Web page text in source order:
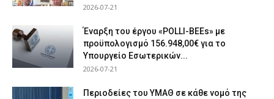
2026-07-21
Έναρξη του έργου «POLLI-BEEs» με
προϋπολογισμό 156.948,00€ για το
Υπουργείο Εσωτερικών...
2026-07-21
Περιοδείες του ΥΜΑΘ σε κάθε νομό της